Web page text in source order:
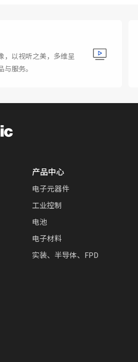
，以视听之美，多维呈
服务。
产品中心
电子元器件
工业控制
电池
电子材料
实装、半导体、FPD